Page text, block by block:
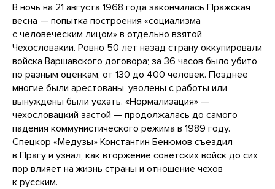
В ночь на 21 августа 1968 года закончилась Пражская
весна — попытка построения «социализма
с человеческим лицом» в отдельно взятой
Чехословакии. Ровно 50 лет назад страну оккупировали
войска Варшавского договора; за 36 часов было убито,
по разным оценкам, от 130 до 400 человек. Позднее
многие были арестованы, уволены с работы или
вынуждены были уехать. «Нормализация» —
чехословацкий застой — продолжалась до самого
падения коммунистического режима в 1989 году.
Спецкор «Медузы» Константин Бенюмов съездил
в Прагу и узнал, как вторжение советских войск до сих
пор влияет на жизнь страны и отношение чехов
к русским.